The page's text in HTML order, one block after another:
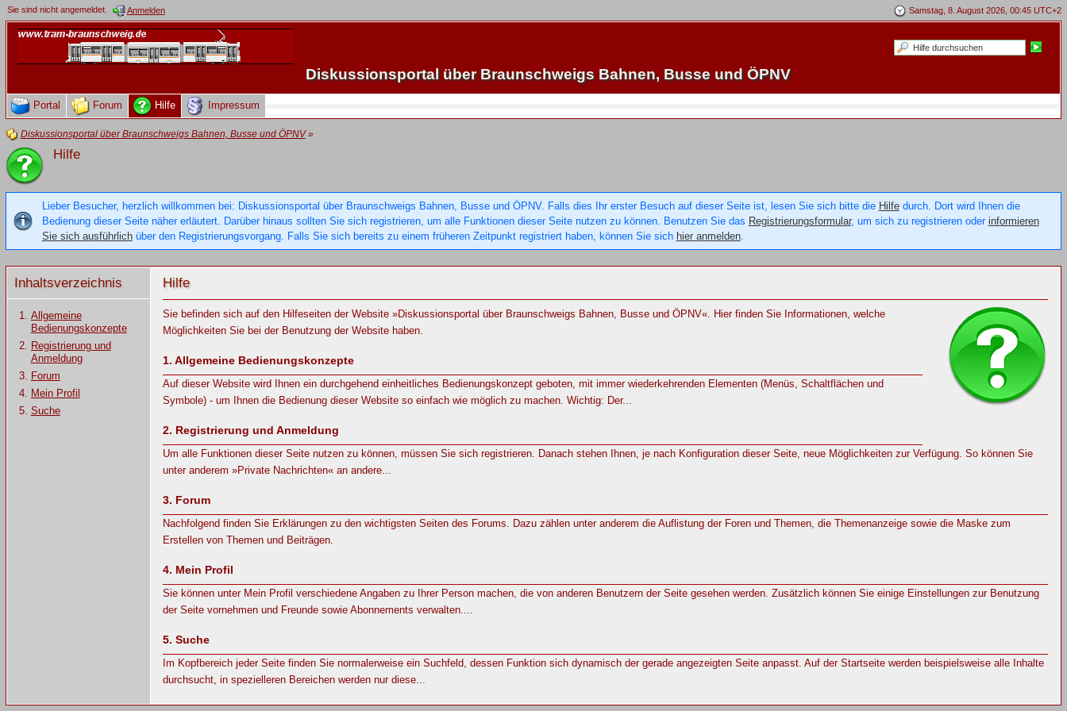
Samstag, 8. August 2026, 00:45 UTC+2
Sie sind nicht angemeldet. Anmelden
Diskussionsportal über Braunschweigs Bahnen, Busse und ÖPNV
Portal Forum Hilfe Impressum
Diskussionsportal über Braunschweigs Bahnen, Busse und ÖPNV»
Hilfe
Lieber Besucher, herzlich willkommen bei: Diskussionsportal über Braunschweigs Bahnen, Busse und ÖPNV. Falls dies Ihr erster Besuch auf dieser Seite ist, lesen Sie sich bitte die Hilfedurch. Dort wird Ihnen die
Bedienung dieser Seite näher erläutert. Darüber hinaus sollten Sie sich registrieren, um alle Funktionen dieser Seite nutzen zu können. Benutzen Sie das Registrierungsformular, um sich zu registrieren oder informieren
Sie sich ausführlichüber den Registrierungsvorgang. Falls Sie sich bereits zu einem früheren Zeitpunkt registriert haben, können Sie sich hier anmelden.
Inhaltsverzeichnis
Allgemeine
Bedienungskonzepte
Registrierung und
Anmeldung
Forum
Mein Profil
Suche
Hilfe
Sie befinden sich auf den Hilfeseiten der Website »Diskussionsportal über Braunschweigs Bahnen, Busse und ÖPNV«. Hier finden Sie Informationen, welche
Möglichkeiten Sie bei der Benutzung der Website haben.
1. Allgemeine Bedienungskonzepte
Auf dieser Website wird Ihnen ein durchgehend einheitliches Bedienungskonzept geboten, mit immer wiederkehrenden Elementen (Menüs, Schaltflächen und
Symbole) - um Ihnen die Bedienung dieser Website so einfach wie möglich zu machen. Wichtig: Der...
2. Registrierung und Anmeldung
Um alle Funktionen dieser Seite nutzen zu können, müssen Sie sich registrieren. Danach stehen Ihnen, je nach Konfiguration dieser Seite, neue Möglichkeiten zur Verfügung. So können Sie
unter anderem »Private Nachrichten« an andere...
3. Forum
Nachfolgend finden Sie Erklärungen zu den wichtigsten Seiten des Forums. Dazu zählen unter anderem die Auflistung der Foren und Themen, die Themenanzeige sowie die Maske zum
Erstellen von Themen und Beiträgen.
4. Mein Profil
Sie können unter Mein Profil verschiedene Angaben zu Ihrer Person machen, die von anderen Benutzern der Seite gesehen werden. Zusätzlich können Sie einige Einstellungen zur Benutzung
der Seite vornehmen und Freunde sowie Abonnements verwalten....
5. Suche
Im Kopfbereich jeder Seite finden Sie normalerweise ein Suchfeld, dessen Funktion sich dynamisch der gerade angezeigten Seite anpasst. Auf der Startseite werden beispielsweise alle Inhalte
durchsucht, in spezielleren Bereichen werden nur diese...